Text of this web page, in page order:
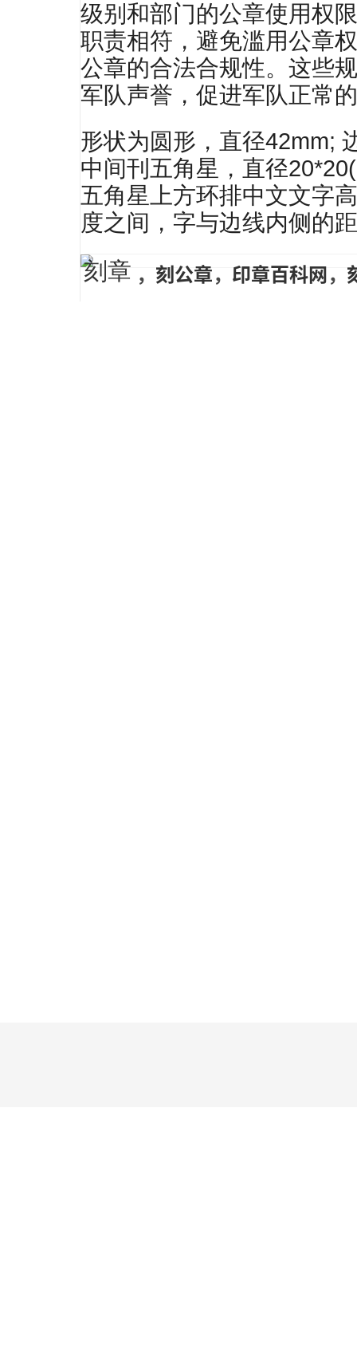
级别和部门的公章使用权
职责相符，避免滥用公章
公章的合法合规性。这些
军队声誉，促进军队正常
形状为圆形，直径42mm;
中间刊五角星，直径
五角星上方环排中文文字
度之间，字与边线内侧的
刻章 ， 刻公章， 印章百科网 ，